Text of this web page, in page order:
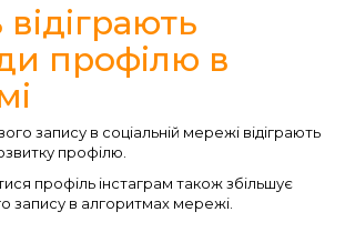
профілю в
запису в соціальній мережі відіграють
профілю.
профіль інстаграм також збільшує
запису в алгоритмах мережі.